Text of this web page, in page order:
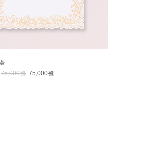
75,000원 75,000원